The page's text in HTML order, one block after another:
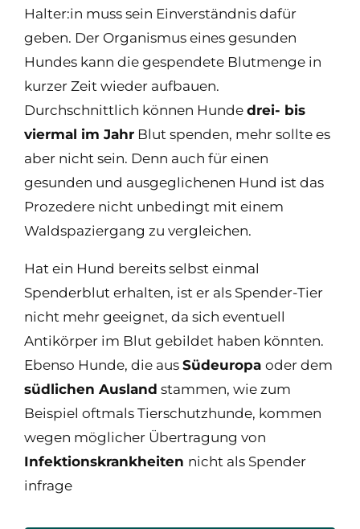
Halter:in muss sein Einverständnis dafür
geben. Der Organismus eines gesunden
Hundes kann die gespendete Blutmenge in
kurzer Zeit wieder aufbauen.
Durchschnittlich können Hunde drei- bis
viermal im Jahr Blut spenden, mehr sollte es
aber nicht sein. Denn auch für einen
gesunden und ausgeglichenen Hund ist das
Prozedere nicht unbedingt mit einem
Waldspaziergang zu vergleichen.
Hat ein Hund bereits selbst einmal
Spenderblut erhalten, ist er als Spender-Tier
nicht mehr geeignet, da sich eventuell
Antikörper im Blut gebildet haben könnten.
Ebenso Hunde, die aus Südeuropa oder dem
südlichen Ausland stammen, wie zum
Beispiel oftmals Tierschutzhunde, kommen
wegen möglicher Übertragung von
Infektionskrankheiten nicht als Spender
infrage